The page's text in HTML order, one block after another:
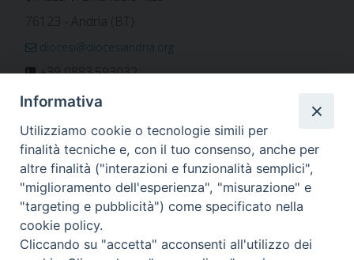
76123 - Andria (BT)
diocesi@diocesiandria.org
+39 0883.593032
+39 0883.592596
ORARIO E CALENDARI
Orari uffici
Calendario diocesano
Orario messe
Informativa
Utilizziamo cookie o tecnologie simili per
finalità tecniche e, con il tuo consenso, anche per
altre finalità ("interazioni e funzionalità semplici",
"miglioramento dell'esperienza", "misurazione" e
"targeting e pubblicità") come specificato nella
cookie policy.
Cliccando su "accetta" acconsenti all'utilizzo dei